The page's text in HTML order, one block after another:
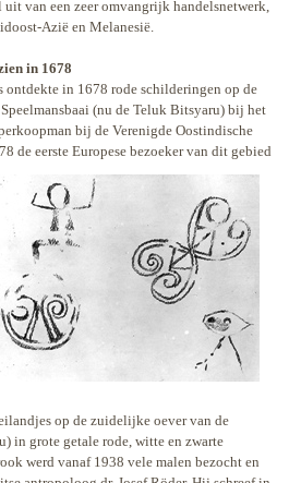
uit van een zeer omvangrijk handelsnetwerk,
Azië en Melanesië.
in 1678
ontdekte in 1678 rode schilderingen op de
(nu de Teluk Bitsyaru) bij het
bij de Verenigde Oostindische
de eerste Europese bezoeker van dit gebied
op de zuidelijke oever van de
in grote getale rode, witte en zwarte
werd vanaf 1938 vele malen bezocht en